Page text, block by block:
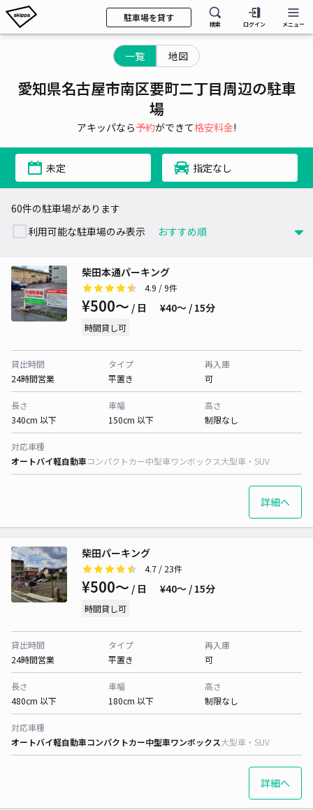
駐車場を貸す
検索 ログイン メニュー
一覧 地図
愛知県名古屋市南区要町二丁目周辺の駐車
場
アキッパなら予約ができて格安料金!
未定 指定なし
60件の駐車場があります
利用可能な駐車場のみ表示
柴田本通パーキング
4.9 / 9件
¥500〜 / 日 ¥40〜 / 15分
時間貸し可
貸出時間
24時間営業
タイプ
平置き
再入庫
可
長さ
340cm 以下
車幅
150cm 以下
高さ
制限なし
対応車種
オートバイ軽自動車コンパクトカー中型車ワンボックス大型車・SUV
詳細へ
柴田パーキング
4.7 / 23件
¥500〜 / 日 ¥40〜 / 15分
時間貸し可
貸出時間
24時間営業
タイプ
平置き
再入庫
可
長さ
480cm 以下
車幅
180cm 以下
高さ
制限なし
対応車種
オートバイ軽自動車コンパクトカー中型車ワンボックス大型車・SUV
詳細へ